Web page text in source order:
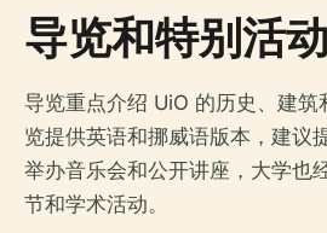
导览和特别活动
导览重点介绍 UiO 的历史、建筑
览提供英语和挪威语版本，建议
举办音乐会和公开讲座，大学也
节和学术活动。